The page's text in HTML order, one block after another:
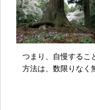
つまり、自慢するこ
方法は、数限りなく